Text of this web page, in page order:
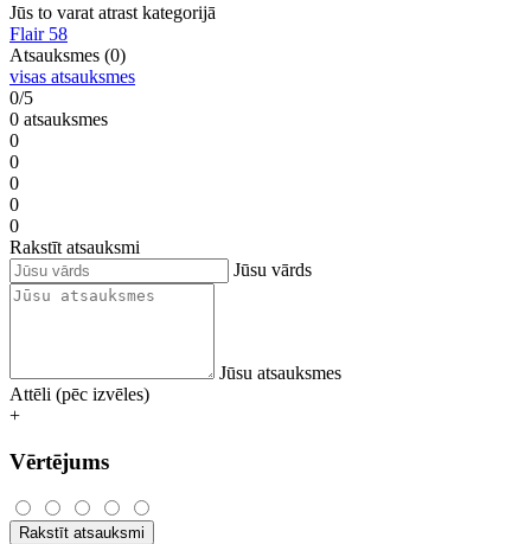
Jūs to varat atrast kategorijā
Flair 58
Atsauksmes (0)
visas atsauksmes
0/5
0 atsauksmes
0
0
0
0
0
Rakstīt atsauksmi
Jūsu vārds
Jūsu atsauksmes
Attēli (pēc izvēles)
+
Vērtējums
Rakstīt atsauksmi